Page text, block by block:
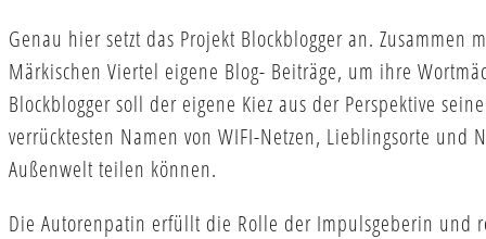
Genau hier setzt das Projekt Blockblogger an.
Märkischen Viertel eigene Blog- Beiträge, um ihre
Blockblogger soll der eigene Kiez aus der Perspektive
verrücktesten Namen von WIFI-Netzen, Lieblingsorte
Außenwelt teilen können.
Die Autorenpatin erfüllt die Rolle der Impulsgeberin und